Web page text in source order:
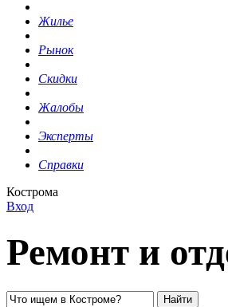
Жилье
Рынок
Скидки
Жалобы
Эксперты
Справки
Кострома
Вход
Ремонт и